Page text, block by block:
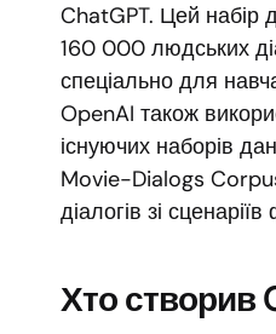
ChatGPT. Цей набір
160 000 людських
спеціально для
OpenAI також
існуючих наборів
Movie-Dialogs
діалогів зі сценаріїв
Хто створив